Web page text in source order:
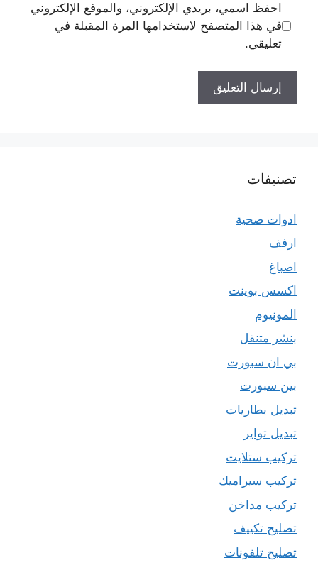
احفظ اسمي، بريدي الإلكتروني، والموقع الإلكتروني
في هذا المتصفح لاستخدامها المرة المقبلة في
تعليقي.
تصنيفات
ادوات صحية
ارفف
اصباغ
اكسس بوينت
المونيوم
بنشر متنقل
بي ان سبورت
بين سبورت
تبديل بطاريات
تبديل تواير
تركيب ستلايت
تركيب سيراميك
تركيب مداخن
تصليح تكييف
تصليح تلفونات